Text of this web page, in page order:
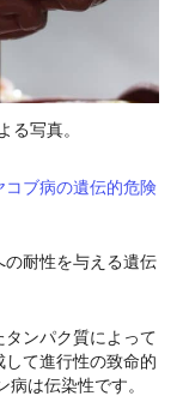
る写真。
ブ病の遺伝的危険
耐性を与える遺伝
ンパク質によって
て進行性の致命的
は伝染性です。